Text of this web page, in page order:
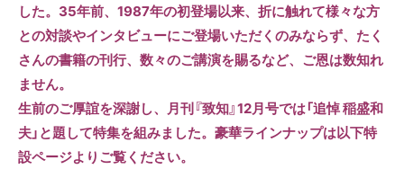
した。35年前、1987年の初登場以来、折に触れて様々な方
との対談やインタビューにご登場いただくのみならず、たく
さんの書籍の刊行、数々のご講演を賜るなど、ご恩は数知れ
ません。
生前のご厚誼を深謝し、月刊『致知』12月号では「追悼 稲盛和
夫」と題して特集を組みました。豪華ラインナップは以下特
設ページよりご覧ください。